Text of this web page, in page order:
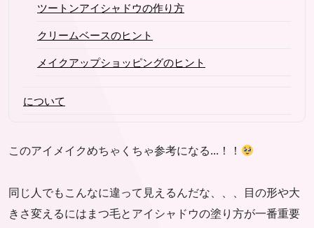
ツートンアイシャドウの作り方
クリームベースのヒント
メイクアップショッピングのヒント
について
このアイメイクめちゃくちゃ参考になる...！！
同じ人でもこんなに違って見えるんだな、、、目の形や大
きさ変えるにはまつ毛とアイシャドウの塗り方が一番重要